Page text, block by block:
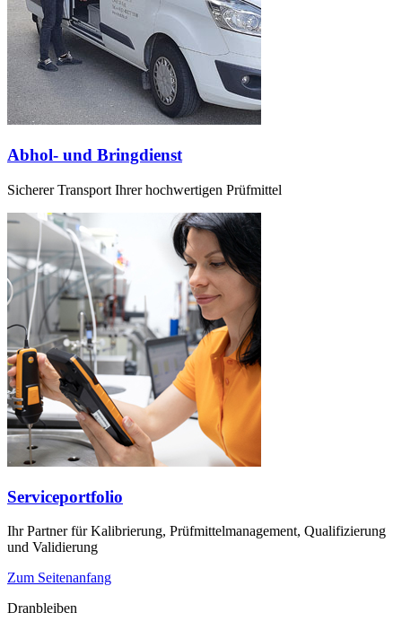
Abhol- und Bringdienst
Sicherer Transport Ihrer hochwertigen Prüfmittel
Serviceportfolio
Ihr Partner für Kalibrierung, Prüfmittelmanagement, Qualifizierung
und Validierung
Zum Seitenanfang
Dranbleiben